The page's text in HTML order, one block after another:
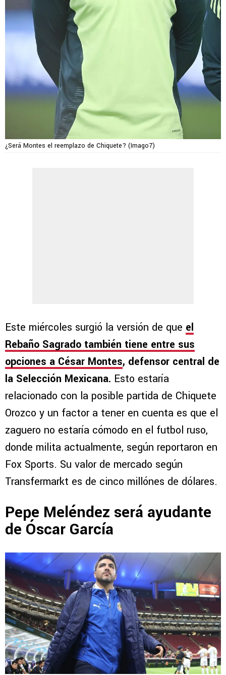
¿Será Montes el reemplazo de Chiquete? (Imago7)
Este miércoles surgió la versión de que el
Rebaño Sagrado también tiene entre sus
opciones a César Montes, defensor central de
la Selección Mexicana. Esto estaría
relacionado con la posible partida de Chiquete
Orozco y un factor a tener en cuenta es que el
zaguero no estaría cómodo en el futbol ruso,
donde milita actualmente, según reportaron en
Fox Sports. Su valor de mercado según
Transfermarkt es de cinco millónes de dólares.
Pepe Meléndez será ayudante
de Óscar García